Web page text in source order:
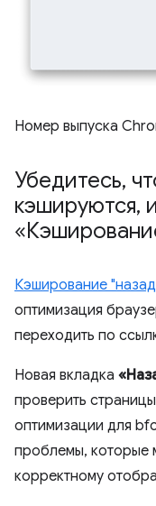
Номер выпуска
Убедитесь,
кэшируются,
Кэширование
оптимизация
переходить по
Новая вкладка
проверить
оптимизации для
проблемы, которые
корректному